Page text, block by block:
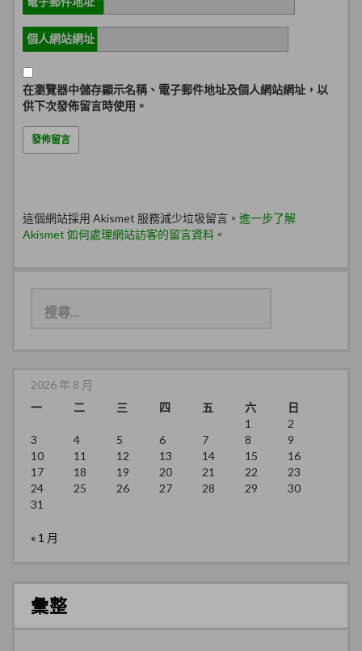
個人網站網址
在瀏覽器中儲存顯示名稱、電子郵件地址及個人網站網址，以
供下次發佈留言時使用。
這個網站採用 Akismet 服務減少垃圾留言。 進一步了解
Akismet 如何處理網站訪客的留言資料 。
2026 年 8 月
一
二 三 四 五 六
日
1
2
3
4 5 6 7 8
9
10
11 12 13 14 15
16
17
18 19 20 21 22
23
24
25 26 27 28 29
30
31
« 1 月
彙整